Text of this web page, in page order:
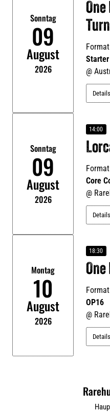
Sonntag
09
August
2026
@
Details
Sonntag
09
August
2026
14:00
Core
@
Details
Montag
10
August
2026
18:30
OP16
@
Details